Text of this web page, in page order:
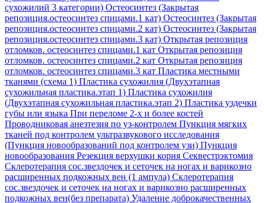
сухожилий 3 категории) Остеосинтез (Закрытая
репозиция.остеосинтез спицами.1 кат) Остеосинтез (Закрытая
репозиция.остеосинтез спицами.2 кат) Остеосинтез (Закрытая
репозиция.остеосинтез спицами.3 кат) Открытая репозиция
отломков. остеосинтез спицами.1 кат Открытая репозиция
отломков. остеосинтез спицами.2 кат Открытая репозиция
отломков. остеосинтез спицами.3 кат Пластика местными
тканями (схема 1) Пластика сухожилия (Двухэтапная
сухожильная пластика.этап 1) Пластика сухожилия
(Двухэтапная сухожильная пластика.этап 2) Пластика уздечки
губы или языка При переломе 2-х и более костей
Проводниковая анезтезия по уз-контролем Пункция мягких
тканей под контролем ультразвукового исследования
(Пункция новообразований под контролем узи) Пункция
новообразования Резекция верхушки корня Секвестрэктомия
Склеротерапия сос.звездочек и сеточек на ногах и варикозно
расширенных подкожных вен (1 ампула) Склеротерапия
сос.звездочек и сеточек на ногах и варикозно расширенных
подкожных вен(без препарата) Удаление доброкачественных